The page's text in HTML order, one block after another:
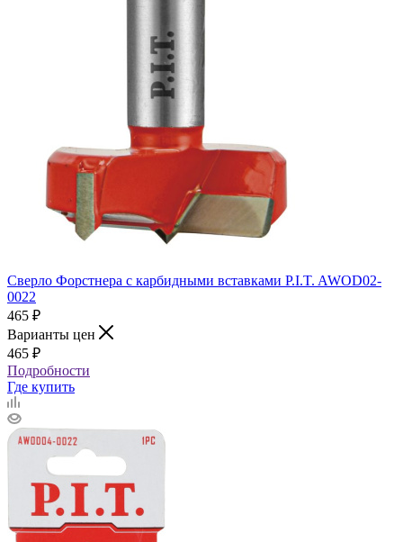
Сверло Форстнера с карбидными вставками P.I.T. AWOD02-
0022
465 ₽
Варианты цен
465 ₽
Подробности
Где купить